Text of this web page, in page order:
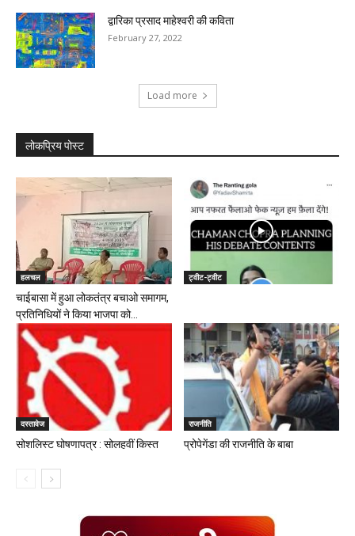
द्वारिका प्रसाद माहेश्वरी की कविता
February 27, 2022
Load more
लोकप्रिय पोस्ट
हलचल
चाईबासा में हुआ लोकतंत्र बचाओ समागम,
प्रतिनिधियों ने किया भाजपा को...
ट्वीट-ट्वीट
दस्तावेज
सोशलिस्ट घोषणापत्र : सोलहवीं किस्त
राजनीति
प्रोपेगेंडा की राजनीति के बाबा